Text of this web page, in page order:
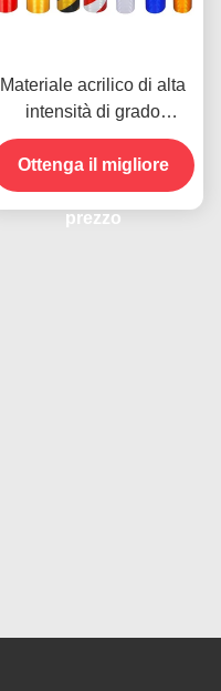
Materiale acrilico di alta
intensità di grado
riflettente film a striscia
inclinata 9300 per adesivi
per veicoli
Ottenga il migliore
prezzo